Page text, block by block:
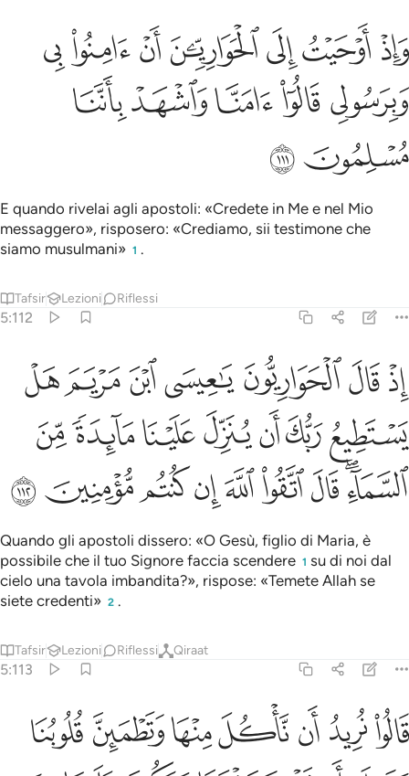
واذ اوحيت الى الحواريين ان امنوا بي وبرسولي قالوا امنا واشهد باننا
وَإِذْ أَوْحَيْتُ إِلَى ٱلْحَوَارِيِّـۧنَ أَنْ ءَامِنُوا۟ بِى وَبِرَسُولِى قَالُوٓا۟ ءَامَنَّا
ﲙﲚﲛﲜﲝﲞﲟ
ﲠ ﲡﲢﲣﲤ
ﲥﲦ
E quando rivelai agli apostoli: «Credete in Me e nel Mio
messaggero», risposero: «Crediamo, sii testimone che
siamo musulmani» 1 .
Tafsir Lezioni Riflessi
5:112
اذ قال الحواريون يا عيسى ابن مريم هل يستطيع ربك ان ينزل علينا
إِذْ قَالَ ٱلْحَوَارِيُّونَ يَـٰعِيسَى ٱبْنَ مَرْيَمَ هَلْ يَسْتَطِيعُ رَبُّكَ أَن يُنَزِّلَ
ﲧﲨﲩﲪﲫﲬﲭ
ﲮﲯﲰﲱﲲﲳﲴ
ﲵﲶﲷﲸﲹﲺﲻﲼﲽ
Quando gli apostoli dissero: «O Gesù, figlio di Maria, è
possibile che il tuo Signore faccia scendere 1 su di noi dal
cielo una tavola imbandita?», rispose: «Temete Allah se
siete credenti» 2 .
Tafsir Lezioni Riflessi Qiraat
5:113
قالوا نريد ان ناكل منها وتطمين قلوبنا ونعلم ان قد صدقتنا ونكون عليها
قَالُوا۟ نُرِيدُ أَن نَّأْكُلَ مِنْهَا وَتَطْمَئِنَّ قُلُوبُنَا وَنَعْلَمَ أَن قَدْ
ﲾﲿﳀﳁﳂﳃﳄ